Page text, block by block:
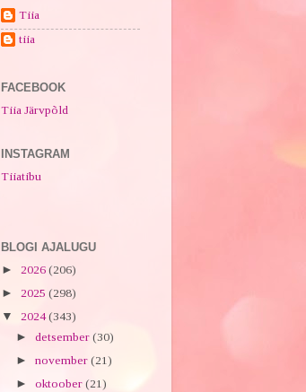
Tiia
tiia
FACEBOOK
Tiia Järvpõld
INSTAGRAM
Tiiatibu
BLOGI AJALUGU
► 2026 (206)
► 2025 (298)
▼ 2024(343)
► detsember (30)
► november (21)
► oktoober (21)